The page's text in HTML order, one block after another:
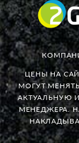
ЦЕНЫ НА
МОГУТ
АКТУАЛЬНУЮ
МЕНЕДЖЕРА.